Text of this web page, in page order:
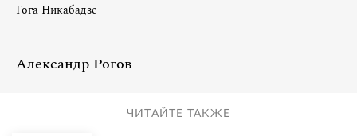
Гога Никабадзе
Александр Рогов
ЧИТАЙТЕ ТАКЖЕ